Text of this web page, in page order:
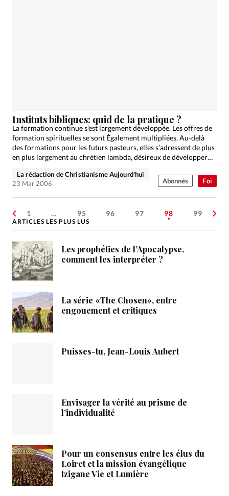
Foi
Instituts bibliques: quid de la pratique ?
La formation continue s’est largement développée. Les offres de
formation spirituelles se sont Également multipliées. Au-delà
des formations pour les futurs pasteurs, elles s’adressent de plus
en plus largement au chrétien lambda, désireux de développer…
La rédaction de Christianisme Aujourd'hui
23 Mar 2006
Abonnés
1 … 95 96 97 98 99
ARTICLES LES PLUS LUS
Les prophéties de l’Apocalypse,
comment les interpréter ?
La série «The Chosen», entre
engouement et critiques
Puisses-tu, Jean-Louis Aubert
Envisager la vérité au prisme de
l’individualité
Pour un consensus entre les élus du
Loiret et la mission évangélique
tzigane Vie et Lumière